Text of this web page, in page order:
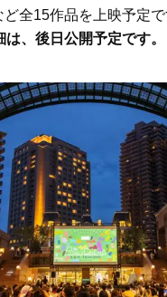
全15作品を上映予定で
、後日公開予定です。